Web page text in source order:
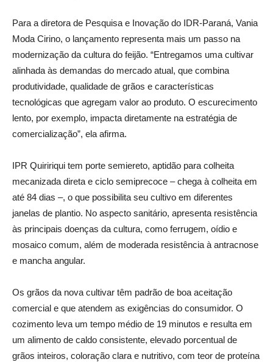
Para a diretora de Pesquisa e Inovação do IDR-Paraná, Vania
Moda Cirino, o lançamento representa mais um passo na
modernização da cultura do feijão. “Entregamos uma cultivar
alinhada às demandas do mercado atual, que combina
produtividade, qualidade de grãos e características
tecnológicas que agregam valor ao produto. O escurecimento
lento, por exemplo, impacta diretamente na estratégia de
comercialização”, ela afirma.
IPR Quiririqui tem porte semiereto, aptidão para colheita
mecanizada direta e ciclo semiprecoce – chega à colheita em
até 84 dias –, o que possibilita seu cultivo em diferentes
janelas de plantio. No aspecto sanitário, apresenta resistência
às principais doenças da cultura, como ferrugem, oídio e
mosaico comum, além de moderada resistência à antracnose
e mancha angular.
Os grãos da nova cultivar têm padrão de boa aceitação
comercial e que atendem as exigências do consumidor. O
cozimento leva um tempo médio de 19 minutos e resulta em
um alimento de caldo consistente, elevado porcentual de
grãos inteiros, coloração clara e nutritivo, com teor de proteína